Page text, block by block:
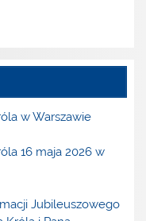
w Warszawie
16 maja 2026 w
Jubileuszowego